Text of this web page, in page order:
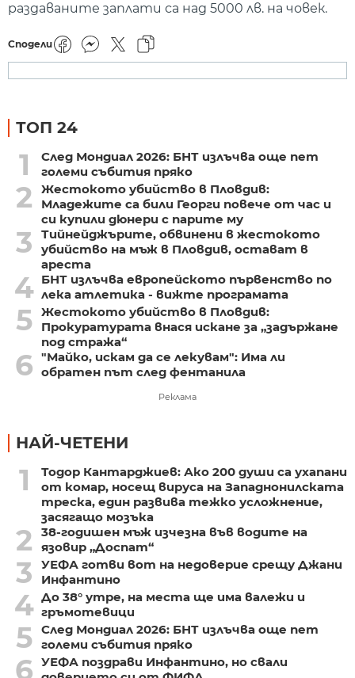
раздаваните заплати са над 5000 лв. на човек.
Сподели
ТОП 24
1
След Мондиал 2026: БНТ излъчва още пет
големи събития пряко
2
Жестокото убийство в Пловдив:
Младежите са били Георги повече от час и
си купили дюнери с парите му
3
Тийнейджърите, обвинени в жестокото
убийство на мъж в Пловдив, остават в
ареста
4 БНТ излъчва европейското първенство по
лека атлетика - вижте програмата
5 Жестокото убийство в Пловдив:
Прокуратурата внася искане за „задържане
под стража“
6 "Майко, искам да се лекувам": Има ли
обратен път след фентанила
Реклама
НАЙ-ЧЕТЕНИ
1
Тодор Кантарджиев: Ако 200 души са ухапани
от комар, носещ вируса на Западнонилската
треска, един развива тежко усложнение,
засягащо мозъка
2
38-годишен мъж изчезна във водите на
язовир „Доспат“
3
УЕФА готви вот на недоверие срещу Джани
Инфантино
4 До 38° утре, на места ще има валежи и
гръмотевици
5 След Мондиал 2026: БНТ излъчва още пет
големи събития пряко
6 УЕФА поздрави Инфантино, но свали